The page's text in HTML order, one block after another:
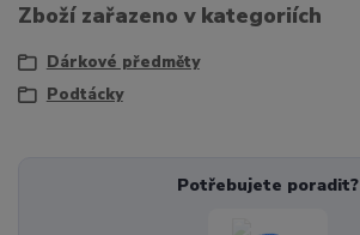
Zboží zařazeno v kategoriích
Dárkové předměty
Podtácky
Potřebujete poradit?